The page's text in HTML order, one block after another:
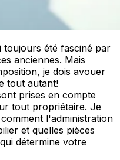
toujours été fasciné par
anciennes. Mais
je dois avouer
tout autant!
prises en compte
tout propriétaire. Je
l'administration
et quelles pièces
détermine votre